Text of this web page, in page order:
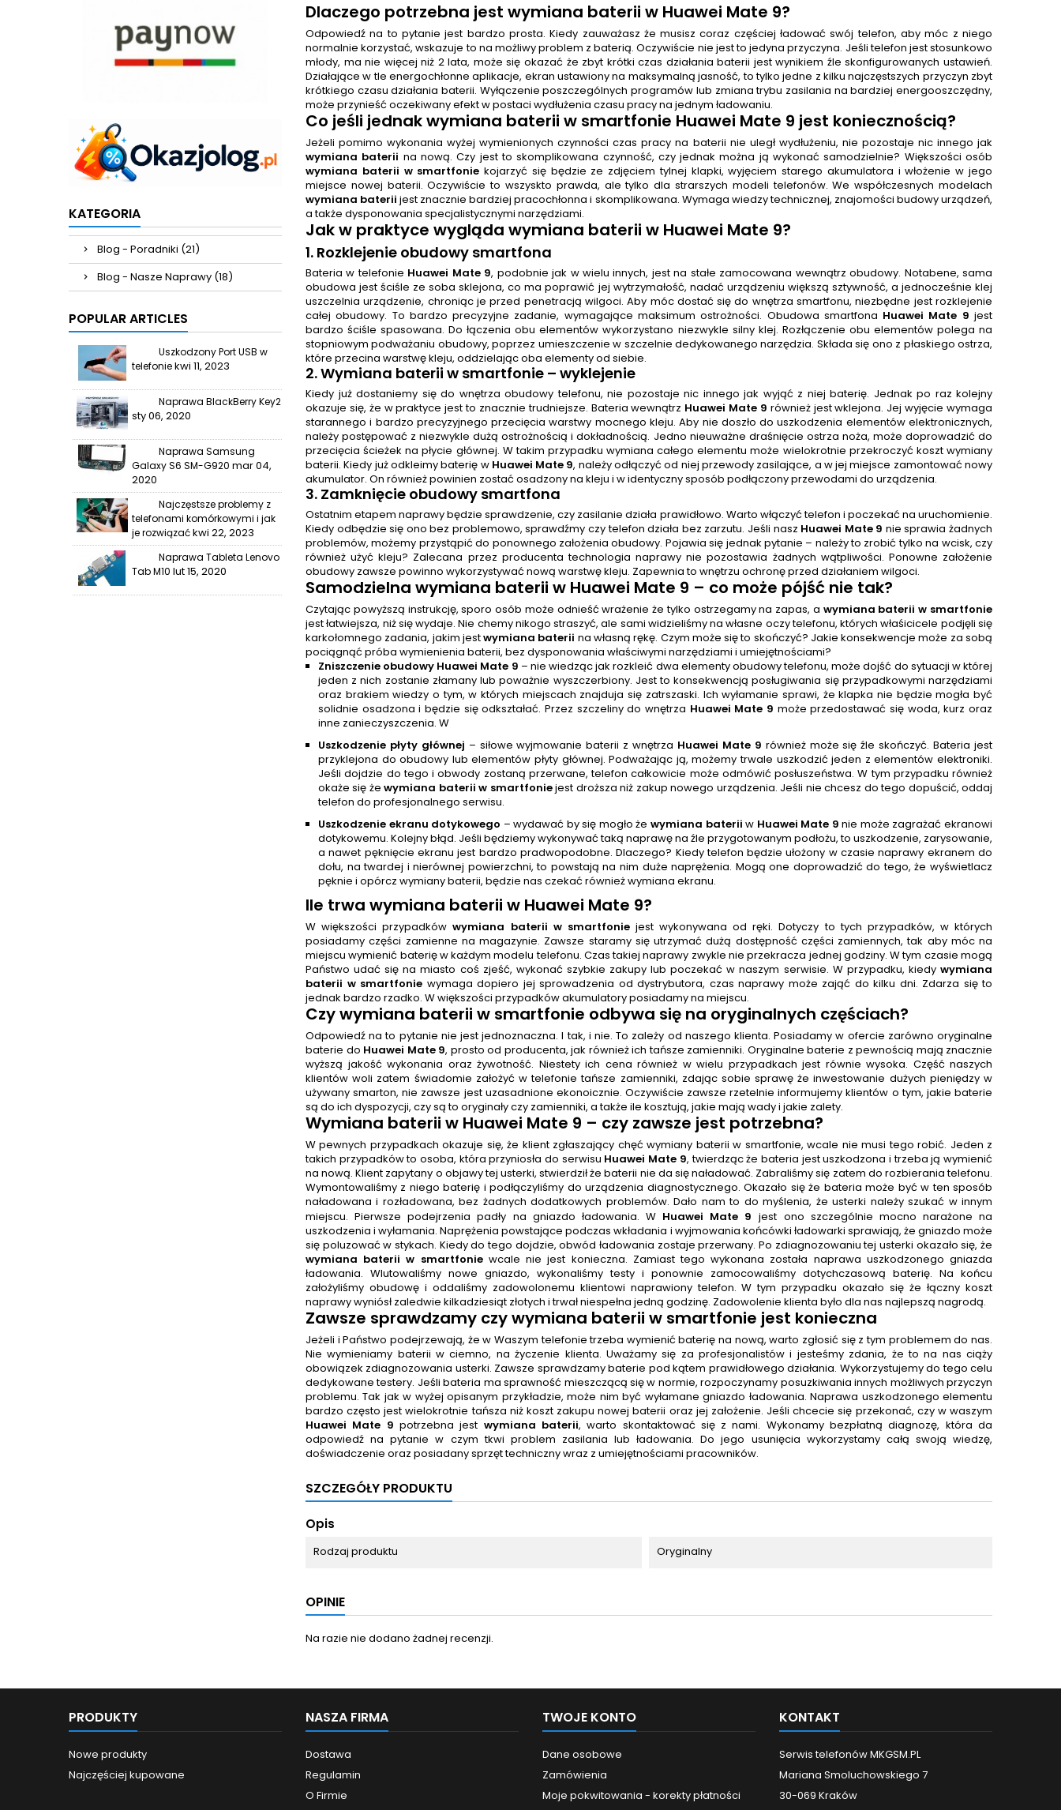
KATEGORIA
Blog - Poradniki (21)
Blog - Nasze Naprawy (18)
POPULAR ARTICLES
Uszkodzony Port USB w
telefoniekwi 11, 2023
Naprawa BlackBerry Key2
sty 06, 2020
Naprawa Samsung
Galaxy S6 SM-G920 mar 04,
2020
Najczęstsze problemy z
telefonami komórkowymi i jak
je rozwiązaćkwi 22, 2023
Naprawa Tableta Lenovo
Tab M10 lut 15, 2020
Dlaczego potrzebna jest wymiana baterii w Huawei Mate 9?
Odpowiedź na to pytanie jest bardzo prosta. Kiedy zauważasz że musisz coraz częściej ładować swój telefon, aby móc z niego
normalnie korzystać, wskazuje to na możliwy problem z baterią. Oczywiście nie jest to jedyna przyczyna. Jeśli telefon jest stosunkowo
młody, ma nie więcej niż 2 lata, może się okazać że zbyt krótki czas działania baterii jest wynikiem źle skonfigurowanych ustawień.
Działające w tle energochłonne aplikacje, ekran ustawiony na maksymalną jasność, to tylko jedne z kilku najczęstszych przyczyn zbyt
krótkiego czasu działania baterii. Wyłączenie poszczególnych programów lub zmiana trybu zasilania na bardziej energooszczędny,
może przynieść oczekiwany efekt w postaci wydłużenia czasu pracy na jednym ładowaniu.
Co jeśli jednakwymiana baterii w smartfonie Huawei Mate 9 jest koniecznością?
Jeżeli pomimo wykonania wyżej wymienionych czynności czas pracy na baterii nie uległ wydłużeniu, nie pozostaje nic innego jak
wymiana baterii na nową. Czy jest to skomplikowana czynność, czy jednak można ją wykonać samodzielnie? Większości osób
wymiana baterii w smartfonie kojarzyć się będzie ze zdjęciem tylnej klapki, wyjęciem starego akumulatora i włożenie w jego
miejsce nowej baterii. Oczywiście to wszyskto prawda, ale tylko dla strarszych modeli telefonów. We współczesnych modelach
wymiana baterii jest znacznie bardziej pracochłonna i skomplikowana. Wymaga wiedzy technicznej, znajomości budowy urządzeń,
a także dysponowania specjalistycznymi narzędziami.
Jak w praktyce wygląda wymiana baterii w Huawei Mate 9?
1. Rozklejenie obudowy smartfona
Bateria w telefonie Huawei Mate 9, podobnie jak w wielu innych, jest na stałe zamocowana wewnątrz obudowy. Notabene, sama
obudowa jest ściśle ze soba sklejona, co ma poprawić jej wytrzymałość, nadać urządzeniu większą sztywność, a jednocześnie klej
uszczelnia urządzenie, chroniąc je przed penetracją wilgoci. Aby móc dostać się do wnętrza smartfonu, niezbędne jest rozklejenie
całej obudowy. To bardzo precyzyjne zadanie, wymagające maksimum ostrożności. Obudowa smartfona Huawei Mate 9 jest
bardzo ściśle spasowana. Do łączenia obu elementów wykorzystano niezwykle silny klej. Rozłączenie obu elementów polega na
stopniowym podważaniu obudowy, poprzez umieszczenie w szczelnie dedykowanego narzędzia. Składa się ono z płaskiego ostrza,
które przecina warstwę kleju, oddzielając oba elementy od siebie.
2.Wymiana baterii w smartfonie – wyklejenie
Kiedy już dostaniemy się do wnętrza obudowy telefonu, nie pozostaje nic innego jak wyjąć z niej baterię. Jednak po raz kolejny
okazuje się, że w praktyce jest to znacznie trudniejsze. Bateria wewnątrz Huawei Mate 9 również jest wklejona. Jej wyjęcie wymaga
starannego i bardzo precyzyjnego przecięcia warstwy mocnego kleju. Aby nie doszło do uszkodzenia elementów elektronicznych,
należy postępować z niezwykle dużą ostrożnością i dokładnością. Jedno nieuważne draśnięcie ostrza noża, może doprowadzić do
przecięcia ścieżek na płycie głównej. W takim przypadku wymiana całego elementu może wielokrotnie przekroczyć koszt wymiany
baterii. Kiedy już odkleimy baterię w Huawei Mate 9, należy odłączyć od niej przewody zasilające, a w jej miejsce zamontować nowy
akumulator. On również powinien zostać osadzony na kleju i w identyczny sposób podłączony przewodami do urządzenia.
3. Zamknięcie obudowy smartfona
Ostatnim etapem naprawy będzie sprawdzenie, czy zasilanie działa prawidłowo. Warto włączyć telefon i poczekać na uruchomienie.
Kiedy odbędzie się ono bez problemowo, sprawdźmy czy telefon działa bez zarzutu. Jeśli nasz Huawei Mate 9 nie sprawia żadnych
problemów, możemy przystąpić do ponownego założenia obudowy. Pojawia się jednak pytanie – należy to zrobić tylko na wcisk, czy
również użyć kleju? Zalecana przez producenta technologia naprawy nie pozostawia żadnych wątpliwości. Ponowne założenie
obudowy zawsze powinno wykorzystywać nową warstwę kleju. Zapewnia to wnętrzu ochronę przed działaniem wilgoci.
Samodzielna wymiana baterii w Huawei Mate 9 – co może pójść nie tak?
Czytając powyższą instrukcję, sporo osób może odnieść wrażenie że tylko ostrzegamy na zapas, a wymiana baterii w smartfonie
jest łatwiejsza, niż się wydaje. Nie chemy nikogo straszyć, ale sami widzieliśmy na własne oczy telefonu, których właśicicele podjęli się
karkołomnego zadania, jakim jestwymiana baterii na własną rękę. Czym może się to skończyć? Jakie konsekwencje może za sobą
pociągnąć próba wymienienia baterii, bez dysponowania właściwymi narzędziami i umiejętnościami?
Zniszczenie obudowy Huawei Mate 9 – nie wiedząc jak rozkleić dwa elementy obudowy telefonu, może dojść do sytuacji w której
jeden z nich zostanie złamany lub poważnie wyszczerbiony. Jest to konsekwencją posługiwania się przypadkowymi narzędziami
oraz brakiem wiedzy o tym, w których miejscach znajduja się zatrszaski. Ich wyłamanie sprawi, że klapka nie będzie mogła być
solidnie osadzona i będzie się odkształać. Przez szczeliny do wnętrza Huawei Mate 9 może przedostawać się woda, kurz oraz
inne zanieczyszczenia. W
Uszkodzenie płyty głównej – siłowe wyjmowanie baterii z wnętrza Huawei Mate 9 również może się źle skończyć. Bateria jest
przyklejona do obudowy lub elementów płyty głównej. Podważając ją, możemy trwale uszkodzić jeden z elementów elektroniki.
Jeśli dojdzie do tego i obwody zostaną przerwane, telefon całkowicie może odmówić posłuszeństwa. W tym przypadku również
okaże się żewymiana baterii w smartfoniejest droższa niż zakup nowego urządzenia. Jeśli nie chcesz do tego dopuścić, oddaj
telefon do profesjonalnego serwisu.
Uszkodzenie ekranu dotykowego – wydawać by się mogło żewymiana baterii w Huawei Mate 9 nie może zagrażać ekranowi
dotykowemu. Kolejny błąd. Jeśli będziemy wykonywać taką naprawę na źle przygotowanym podłożu, to uszkodzenie, zarysowanie,
a nawet pęknięcie ekranu jest bardzo pradwopodobne. Dlaczego? Kiedy telefon będzie ułożony w czasie naprawy ekranem do
dołu, na twardej i nierównej powierzchni, to powstają na nim duże naprężenia. Mogą one doprowadzić do tego, że wyświetlacz
pęknie i opórcz wymiany baterii, będzie nas czekać również wymiana ekranu.
Ile trwa wymiana baterii w Huawei Mate 9?
W większości przypadkówwymiana baterii w smartfoniejest wykonywana od ręki. Dotyczy to tych przypadków, w których
posiadamy części zamienne na magazynie. Zawsze staramy się utrzymać dużą dostępność części zamiennych, tak aby móc na
miejscu wymienić baterię w każdym modelu telefonu. Czas takiej naprawy zwykle nie przekracza jednej godziny. W tym czasie mogą
Państwo udać się na miasto coś zjeść, wykonać szybkie zakupy lub poczekać w naszym serwisie. W przypadku, kiedy wymiana
baterii w smartfonie wymaga dopiero jej sprowadzenia od dystrybutora, czas naprawy może zająć do kilku dni. Zdarza się to
jednak bardzo rzadko. W większości przypadków akumulatory posiadamy na miejscu.
Czywymiana baterii w smartfonie odbywa się na oryginalnych częściach?
Odpowiedź na to pytanie nie jest jednoznaczna. I tak, i nie. To zależy od naszego klienta. Posiadamy w ofercie zarówno oryginalne
baterie do Huawei Mate 9, prosto od producenta, jak również ich tańsze zamienniki. Oryginalne baterie z pewnością mają znacznie
wyższą jakość wykonania oraz żywotność. Niestety ich cena również w wielu przypadkach jest równie wysoka. Część naszych
klientów woli zatem świadomie założyć w telefonie tańsze zamienniki, zdając sobie sprawę że inwestowanie dużych pieniędzy w
używany smarton, nie zawsze jest uzasadnione ekonoicznie. Oczywiście zawsze rzetelnie informujemy klientów o tym, jakie baterie
są do ich dyspozycji, czy są to oryginały czy zamienniki, a także ile kosztują, jakie mają wady i jakie zalety.
Wymiana baterii w Huawei Mate 9 – czy zawsze jest potrzebna?
W pewnych przypadkach okazuje się, że klient zgłaszający chęć wymiany baterii w smartfonie, wcale nie musi tego robić. Jeden z
takich przypadków to osoba, która przyniosła do serwisu Huawei Mate 9, twierdząc że bateria jest uszkodzona i trzeba ją wymienić
na nową. Klient zapytany o objawy tej usterki, stwierdził że baterii nie da się naładować. Zabraliśmy się zatem do rozbierania telefonu.
Wymontowaliśmy z niego baterię i podłączyliśmy do urządzenia diagnostycznego. Okazało się że bateria może być w ten sposób
naładowana i rozładowana, bez żadnych dodatkowych problemów. Dało nam to do myślenia, że usterki należy szukać w innym
miejscu. Pierwsze podejrzenia padły na gniazdo ładowania. W Huawei Mate 9 jest ono szczególnie mocno narażone na
uszkodzenia i wyłamania. Naprężenia powstające podczas wkładania i wyjmowania końcówki ładowarki sprawiają, że gniazdo może
się poluzować w stykach. Kiedy do tego dojdzie, obwód ładowania zostaje przerwany. Po zdiagnozowaniu tej usterki okazało się, że
wymiana baterii w smartfoniewcale nie jest konieczna. Zamiast tego wykonana została naprawa uszkodzonego gniazda
ładowania. Wlutowaliśmy nowe gniazdo, wykonaliśmy testy i ponownie zamocowaliśmy dotychczasową baterię. Na końcu
założyliśmy obudowę i oddaliśmy zadowolonemu klientowi naprawiony telefon. W tym przypadku okazało się że łączny koszt
naprawy wyniósł zaledwie kilkadziesiąt złotych i trwał niespełna jedną godzinę. Zadowolenie klienta było dla nas najlepszą nagrodą.
Zawsze sprawdzamy czy wymiana baterii w smartfonie jest konieczna
Jeżeli i Państwo podejrzewają, że w Waszym telefonie trzeba wymienić baterię na nową, warto zgłosić się z tym problemem do nas.
Nie wymieniamy baterii w ciemno, na życzenie klienta. Uważamy się za profesjonalistów i jesteśmy zdania, że to na nas ciąży
obowiązek zdiagnozowania usterki. Zawsze sprawdzamy baterie pod kątem prawidłowego działania. Wykorzystujemy do tego celu
dedykowane testery. Jeśli bateria ma sprawność mieszczącą się w normie, rozpoczynamy posuzkiwania innych możliwych przyczyn
problemu. Tak jak w wyżej opisanym przykładzie, może nim być wyłamane gniazdo ładowania. Naprawa uszkodzonego elementu
bardzo często jest wielokrotnie tańsza niż koszt zakupu nowej baterii oraz jej założenie. Jeśli chcecie się przekonać, czy w waszym
Huawei Mate 9 potrzebna jest wymiana baterii, warto skontaktować się z nami. Wykonamy bezpłatną diagnozę, która da
odpowiedź na pytanie w czym tkwi problem zasilania lub ładowania. Do jego usunięcia wykorzystamy całą swoją wiedzę,
doświadczenie oraz posiadany sprzęt techniczny wraz z umiejętnościami pracowników.
SZCZEGÓŁY PRODUKTU
Opis
Rodzaj produktu Oryginalny
OPINIE
Na razie nie dodano żadnej recenzji.
PRODUKTY
Nowe produkty
Najczęściej kupowane
NASZA FIRMA
Dostawa
Regulamin
O Firmie
TWOJE KONTO
Dane osobowe
Zamówienia
Moje pokwitowania - korekty płatności
KONTAKT
Serwis telefonów MKGSM.PL
Mariana Smoluchowskiego 7
30-069 Kraków